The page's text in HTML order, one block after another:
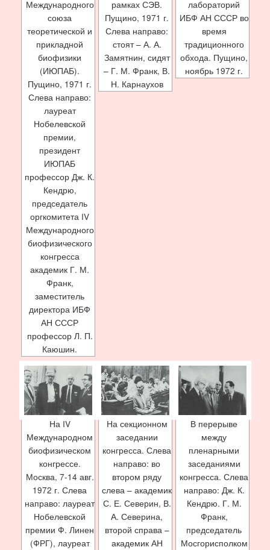
Международного
союза
теоретической и
прикладной
биофизики
(ИЮПАБ).
Пущино, 1971 г.
Слева направо:
лауреат
Нобелевской
премии,
президент
ИЮПАБ
профессор Дж. К.
Кендрю,
председатель
оргкомитета IV
Международного
биофизического
конгресса
академик Г. М.
Франк,
заместитель
директора ИБФ
АН СССР
профессор Л. П.
Каюшин.
рамках СЭВ.
Пущино, 1971 г.
Слева направо:
стоят – А. А.
Замятнин, сидят
– Г. М. Франк, В.
Н. Карнаухов
лабораторий
ИБФ АН СССР во
время
традиционного
обхода. Пущино,
ноябрь 1972 г.
На IV
Международном
биофизическом
конгрессе.
Москва, 7-14 авг.
1972 г. Слева
направо: лауреат
Нобелевской
премии Ф. Линен
(ФРГ), лауреат
На секционном
заседании
конгресса. Слева
направо: во
втором ряду
слева – академик
С. Е. Северин, В.
А. Северина,
второй справа –
академик АН
В перерыве
между
пленарными
заседаниями
конгресса. Слева
направо: Дж. К.
Кендрю. Г. М.
Франк,
председатель
Мосгорисполком